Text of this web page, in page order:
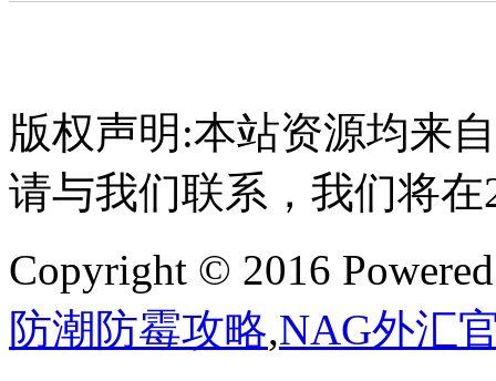
版权声明:本站资源均来
请与我们联系，我们将
Copyright © 2016
防潮防霉攻略,NAG外汇